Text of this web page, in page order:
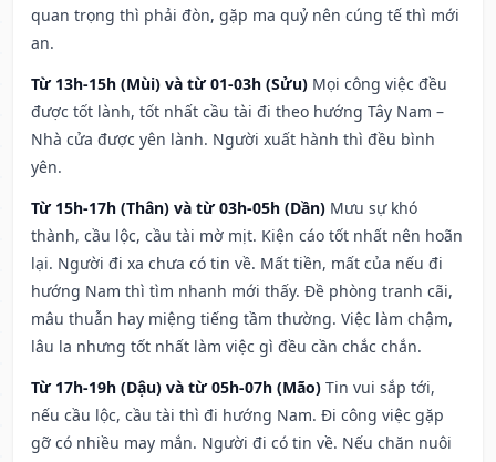
quan trọng thì phải đòn, gặp ma quỷ nên cúng tế thì mới
an.
Từ 13h-15h (Mùi) và từ 01-03h (Sửu) Mọi công việc đều
được tốt lành, tốt nhất cầu tài đi theo hướng Tây Nam –
Nhà cửa được yên lành. Người xuất hành thì đều bình
yên.
Từ 15h-17h (Thân) và từ 03h-05h (Dần) Mưu sự khó
thành, cầu lộc, cầu tài mờ mịt. Kiện cáo tốt nhất nên hoãn
lại. Người đi xa chưa có tin về. Mất tiền, mất của nếu đi
hướng Nam thì tìm nhanh mới thấy. Đề phòng tranh cãi,
mâu thuẫn hay miệng tiếng tầm thường. Việc làm chậm,
lâu la nhưng tốt nhất làm việc gì đều cần chắc chắn.
Từ 17h-19h (Dậu) và từ 05h-07h (Mão) Tin vui sắp tới,
nếu cầu lộc, cầu tài thì đi hướng Nam. Đi công việc gặp
gỡ có nhiều may mắn. Người đi có tin về. Nếu chăn nuôi